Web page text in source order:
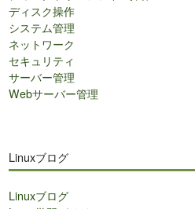
ディスク操作
システム管理
ネットワーク
セキュリティ
サーバー管理
Webサーバー管理
Linuxブログ
Linuxブログ